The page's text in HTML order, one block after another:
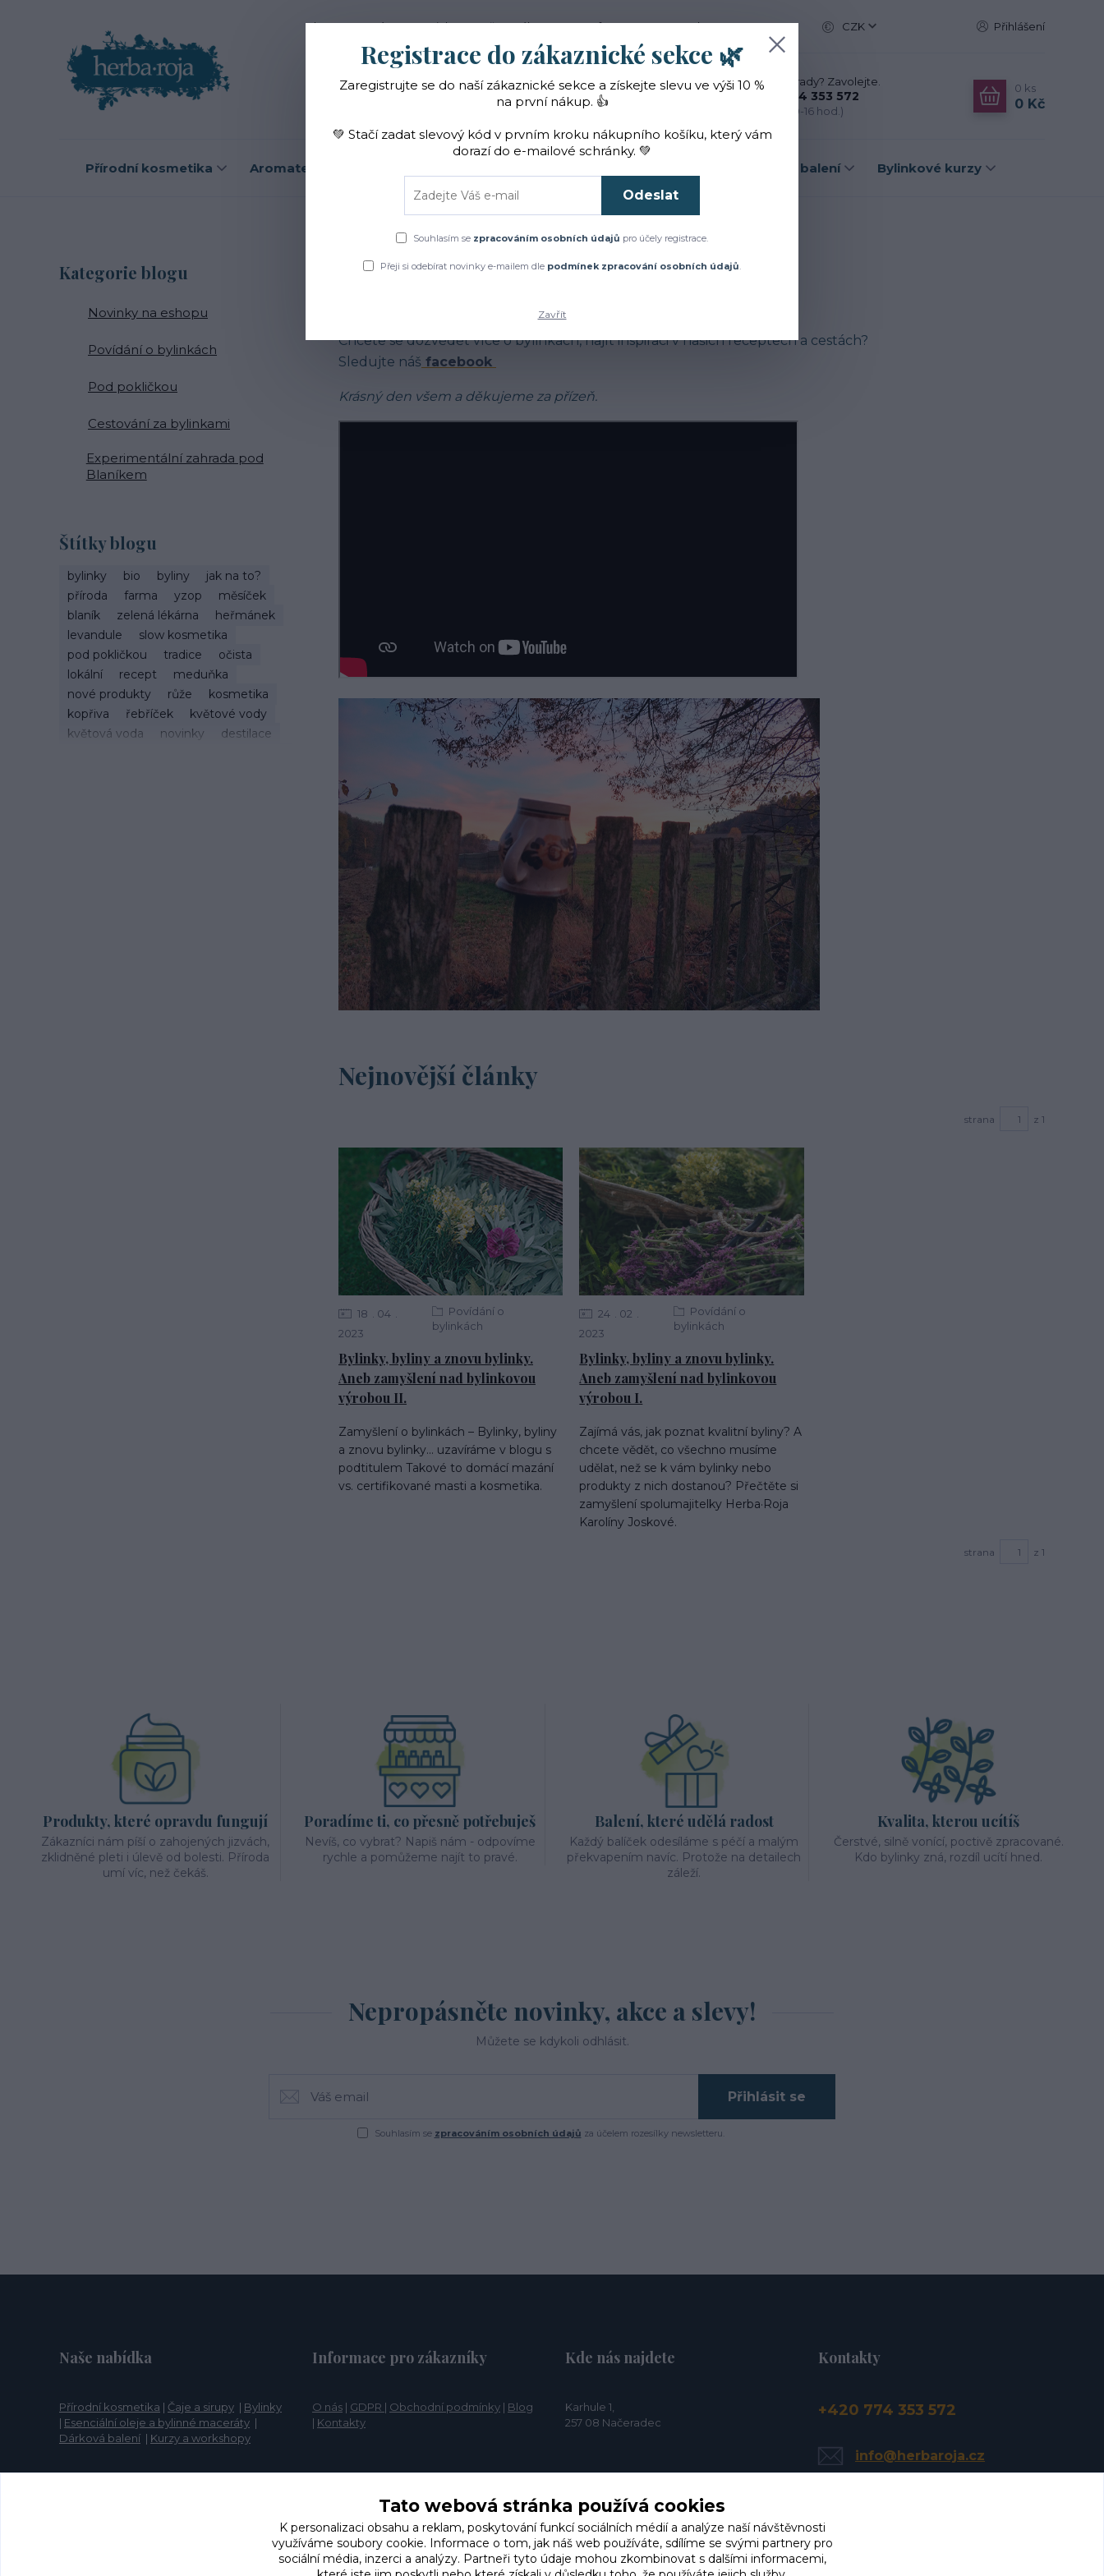
Blog O nás Novinky Vše o nákupu Reference Kontakt CZK Přihlášení
Hledat
Nevíte si rady? Zavolejte.
+420 774 353 572
(Po-Pá, 10-16 hod.)
0 ks
0 Kč
Přírodní kosmetika Aromaterapie Dárková balení Bylinkové kurzy
Úvod Blog
Kategorie blogu
Novinky na eshopu
Povídání o bylinkách
Pod pokličkou
Cestování za bylinkami
Experimentální zahrada pod
Blaníkem
Štítky blogu
bylinky bio byliny
jak na to?
příroda
farma yzop
měsíček
blaník
zelená lékárna
heřmánek
levandule
slow kosmetika
pod pokličkou
tradice
očista
lokální
recept
meduňka
nové produkty
růže
kosmetika
kopřiva
řebříček
květové vody
květová voda
novinky
destilace
Blog
Chcete se dozvědět více o bylinkách, najít inspiraci v našich receptech a cestách?
Sledujte náš facebook
Krásný den všem a děkujeme za přízeň.
Nejnovější články
strana z 1
Bylinky, byliny a znovu bylinky.
Aneb zamyšlení nad bylinkovou
výrobou II.
18
04
2023
Povídání o
bylinkách
Zamyšlení o bylinkách – Bylinky, byliny
a znovu bylinky... uzavíráme v blogu s
podtitulem Takové to domácí mazání
vs. certifikované masti a kosmetika.
Bylinky, byliny a znovu bylinky.
Aneb zamyšlení nad bylinkovou
výrobou I.
24
02
2023
Povídání o
bylinkách
Zajímá vás, jak poznat kvalitní byliny? A
chcete vědět, co všechno musíme
udělat, než se k vám bylinky nebo
produkty z nich dostanou? Přečtěte si
zamyšlení spolumajitelky Herba·Roja
Karolíny Joskové.
strana z 1
Produkty, které opravdu fungují
Zákazníci nám píší o zahojených jizvách,
zklidněné pleti i úlevě od bolesti. Příroda
umí víc, než čekáš.
Poradíme ti, co přesně potřebuješ
Nevíš, co vybrat? Napiš nám - odpovíme
rychle a pomůžeme najít to pravé.
Balení, které udělá radost
Každý balíček odesíláme s péčí a malým
překvapením navíc. Protože na detailech
záleží.
Kvalita, kterou ucítíš
Čerstvé, silně vonící, poctivě zpracované.
Kdo bylinky zná, rozdíl ucítí hned.
Nepropásněte novinky, akce a slevy!
Můžete se kdykoli odhlásit.
Přihlásit se
Souhlasím se zpracováním osobních údajů za účelem rozesílky newsletteru.
Naše nabídka
Přírodní kosmetika | Čaje a sirupy | Bylinky
| Esenciální oleje a bylinné maceráty |
Dárková balení | Kurzy a workshopy
Informace pro zákazníky
O nás | GDPR | Obchodní podmínky | Blog
| Kontakty
Kde nás najdete
Karhule 1,
257 08 Načeradec
Kontakty
+420 774 353 572
info@herbaroja.cz
Registrace do zákaznické sekce 🌿
Zaregistrujte se do naší zákaznické sekce a získejte slevu ve výši 10 %
na první nákup. 👍
💚 Stačí zadat slevový kód v prvním kroku nákupního košíku, který vám
dorazí do e-mailové schránky. 💚
Odeslat
Souhlasím se zpracováním osobních údajů pro účely registrace.
Přeji si odebírat novinky e-mailem dle podmínek zpracování osobních údajů.
Zavřít
Tato webová stránka používá cookies
K personalizaci obsahu a reklam, poskytování funkcí sociálních médií a analýze naší návštěvnosti
využíváme soubory cookie. Informace o tom, jak náš web používáte, sdílíme se svými partnery pro
sociální média, inzerci a analýzy. Partneři tyto údaje mohou zkombinovat s dalšími informacemi,